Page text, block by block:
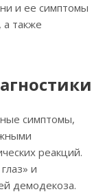
и ее симптомы
а также
симптомы,
реакций.
и
демодекоза.